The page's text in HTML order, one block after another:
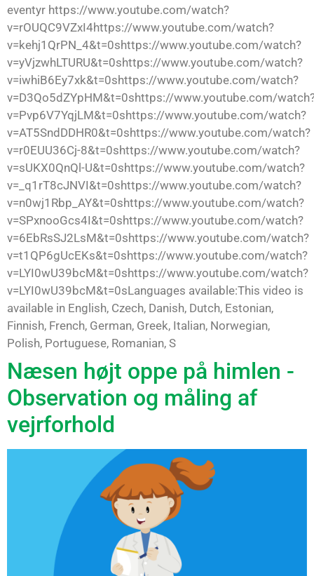
eventyr https://www.youtube.com/watch?
v=rOUQC9VZxI4https://www.youtube.com/watch?
v=kehj1QrPN_4&t=0shttps://www.youtube.com/watch?
v=yVjzwhLTURU&t=0shttps://www.youtube.com/watch?
v=iwhiB6Ey7xk&t=0shttps://www.youtube.com/watch?
v=D3Qo5dZYpHM&t=0shttps://www.youtube.com/
v=Pvp6V7YqjLM&t=0shttps://www.youtube.com/watch?
v=AT5SndDDHR0&t=0shttps://www.youtube.com/watch?
v=r0EUU36Cj-8&t=0shttps://www.youtube.com/watch?
v=sUKX0QnQl-U&t=0shttps://www.youtube.com/watch?
v=_q1rT8cJNVI&t=0shttps://www.youtube.com/watch?
v=n0wj1Rbp_AY&t=0shttps://www.youtube.com/watch?
v=SPxnooGcs4I&t=0shttps://www.youtube.com/watch?
v=6EbRsSJ2LsM&t=0shttps://www.youtube.com/watch?
v=t1QP6gUcEKs&t=0shttps://www.youtube.com/watch?
v=LYI0wU39bcM&t=0shttps://www.youtube.com/watch?
v=LYI0wU39bcM&t=0sLanguages available:This video is
available in English, Czech, Danish, Dutch, Estonian,
Finnish, French, German, Greek, Italian, Norwegian,
Polish, Portuguese, Romanian, S
Næsen højt oppe på himlen -
Observation og måling af
vejrforhold